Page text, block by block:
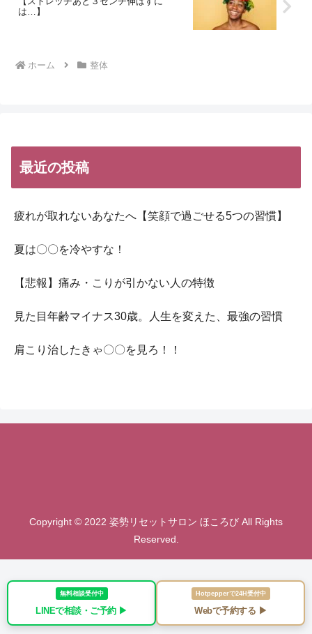
は…】
ホーム 整体
最近の投稿
疲れが取れないあなたへ【笑顔で過ごせる5つの習慣】
夏は〇〇を冷やすな！
【悲報】痛み・こりが引かない人の特徴
見た目年齢マイナス30歳。人生を変えた、最強の習慣
肩こり治したきゃ〇〇を見ろ！！
無料相談受付中
LINEで相談・ご予約 ▶︎
Hotpepperで24H受付中
Webで予約する ▶︎
Copyright © 2022 姿勢リセットサロン ほころび All Rights
Reserved.